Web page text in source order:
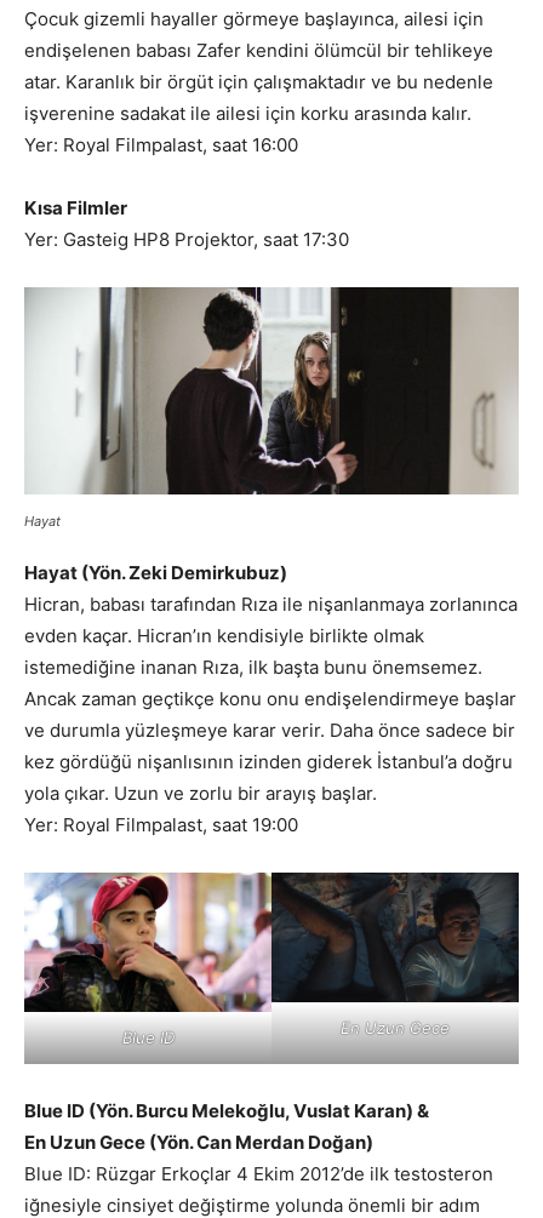
Çocuk gizemli hayaller görmeye başlayınca, ailesi için
endişelenen babası Zafer kendini ölümcül bir tehlikeye
atar. Karanlık bir örgüt için çalışmaktadır ve bu nedenle
işverenine sadakat ile ailesi için korku arasında kalır.
Yer: Royal Filmpalast, saat 16:00
Kısa Filmler
Yer: Gasteig HP8 Projektor, saat 17:30
Hayat
Hayat (Yön. Zeki Demirkubuz)
Hicran, babası tarafından Rıza ile nişanlanmaya zorlanınca
evden kaçar. Hicran’ın kendisiyle birlikte olmak
istemediğine inanan Rıza, ilk başta bunu önemsemez.
Ancak zaman geçtikçe konu onu endişelendirmeye başlar
ve durumla yüzleşmeye karar verir. Daha önce sadece bir
kez gördüğü nişanlısının izinden giderek İstanbul’a doğru
yola çıkar. Uzun ve zorlu bir arayış başlar.
Yer: Royal Filmpalast, saat 19:00
Blue ID En Uzun Gece
Blue ID (Yön. Burcu Melekoğlu, Vuslat Karan) &
En Uzun Gece (Yön. Can Merdan Doğan)
Blue ID: Rüzgar Erkoçlar 4 Ekim 2012’de ilk testosteron
iğnesiyle cinsiyet değiştirme yolunda önemli bir adım